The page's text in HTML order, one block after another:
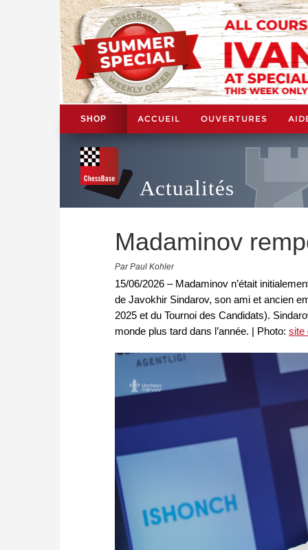
SHOP ACCUEIL OUVERTURES
Actualités
Madaminov
Par Paul Kohler
15/06/2026 – Madaminov n’était
de Javokhir Sindarov, son ami et ancien
2025 et du Tournoi des Candidats).
monde plus tard dans l’année. | Photo: site